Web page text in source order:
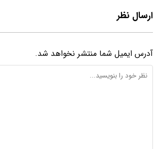
ارسال نظر
آدرس ایمیل شما منتشر نخواهد شد.